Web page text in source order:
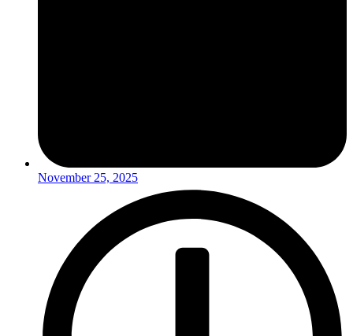
November 25, 2025